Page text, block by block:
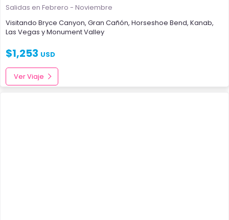
Salidas en Febrero - Noviembre
Visitando Bryce Canyon, Gran Cañón, Horseshoe Bend, Kanab,
Las Vegas yMonument Valley
$1,253 USD
Ver Viaje